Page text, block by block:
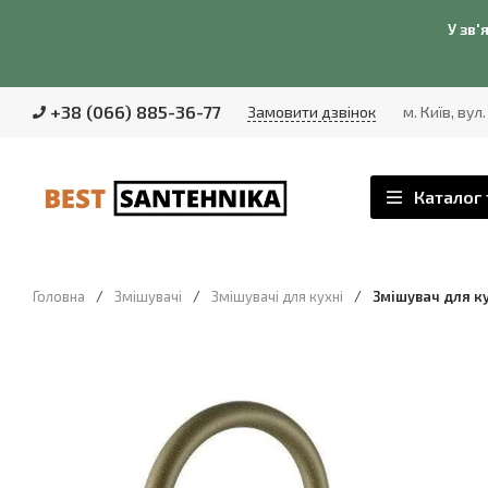
У
+38 (066) 885-36-77 Замовити дзвінок м. Київ,
Каталог
Головна / Змішувачі / Змішувачі для кухні / Змішувач для